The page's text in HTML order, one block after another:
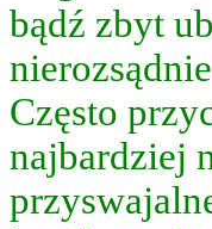
bądź zbyt
Często
najbardziej